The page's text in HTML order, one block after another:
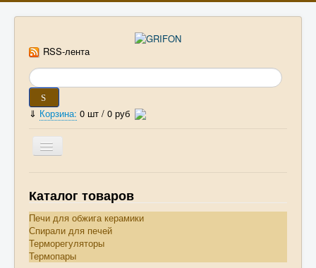
RSS-лента
⇓ Корзина: 0 шт / 0 руб
Прайс-лист
Статьи
ГОСТы и ОСТы
Каталог товаров
Печи для обжига керамики
Спирали для печей
Терморегуляторы
Термопары